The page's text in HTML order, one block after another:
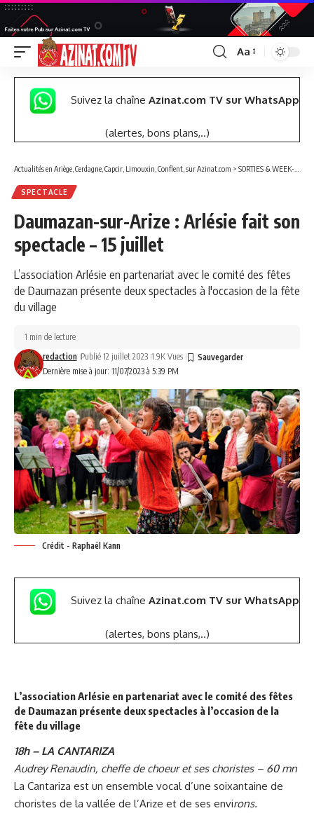
Font
Resizer
Aa
Suivez la chaîne Azinat.com TV sur WhatsApp
(alertes, bons plans,..)
Actualités en Ariège, Cerdagne, Capcir, Limouxin, Conflent, sur Azinat.com > SORTIES & WEEK-END
SPECTACLE
Daumazan-sur-Arize : Arlésie fait son
spectacle – 15 juillet
L’association Arlésie en partenariat avec le comité des fêtes
de Daumazan présente deux spectacles à l'occasion de la fête
du village
Dernière mise à jour: 11/07/2023 à 5:39 PM
redaction Publié 12 juillet 2023 1.9K Vues
1 min de lecture
Crédit - Raphaël Kann
Suivez la chaîne Azinat.com TV sur WhatsApp
(alertes, bons plans,..)
L’association Arlésie en partenariat avec le comité des fêtes
de Daumazan présente deux spectacles à l’occasion de la
fête du village
18h – LA CANTARIZA
Audrey Renaudin, cheffe de choeur et ses choristes – 60 mn
La Cantariza est un ensemble vocal d’une soixantaine de
choristes de la vallée de l’Arize et de ses environs.